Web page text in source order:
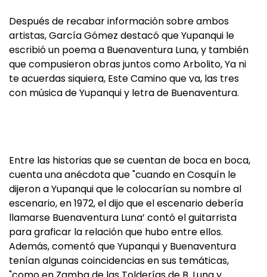
Después de recabar información sobre ambos
artistas, García Gómez destacó que Yupanqui le
escribió un poema a Buenaventura Luna, y también
que compusieron obras juntos como Arbolito, Ya ni
te acuerdas siquiera, Este Camino que va, las tres
con música de Yupanqui y letra de Buenaventura.
Entre las historias que se cuentan de boca en boca,
cuenta una anécdota que "cuando en Cosquín le
dijeron a Yupanqui que le colocarían su nombre al
escenario, en 1972, el dijo que el escenario debería
llamarse Buenaventura Luna’ contó el guitarrista
para graficar la relación que hubo entre ellos.
Además, comentó que Yupanqui y Buenaventura
tenían algunas coincidencias en sus temáticas,